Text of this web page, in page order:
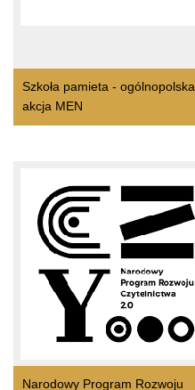
Szkoła pamieta - ogólnopolska
akcja MEN
Narodowy Program Rozwoju